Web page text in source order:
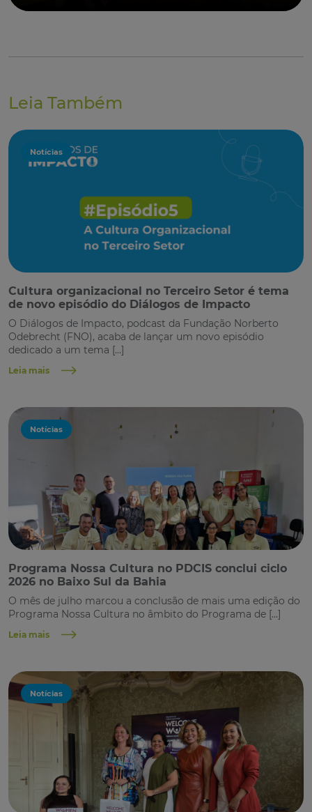
Leia Também
Notícias
Cultura organizacional no Terceiro Setor é tema
de novo episódio do Diálogos de Impacto
O Diálogos de Impacto, podcast da Fundação Norberto
Odebrecht (FNO), acaba de lançar um novo episódio
dedicado a um tema […]
Leia mais
Notícias
Programa Nossa Cultura no PDCIS conclui ciclo
2026 no Baixo Sul da Bahia
O mês de julho marcou a conclusão de mais uma edição do
Programa Nossa Cultura no âmbito do Programa de […]
Leia mais
Notícias